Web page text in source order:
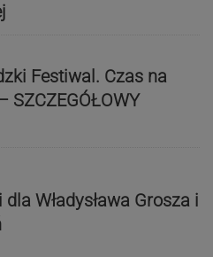
Festiwal. Czas na
SZCZEGÓŁOWY
Władysława Grosza i